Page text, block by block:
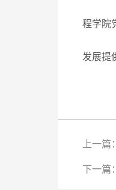
程学院
发展提
上一
下一篇